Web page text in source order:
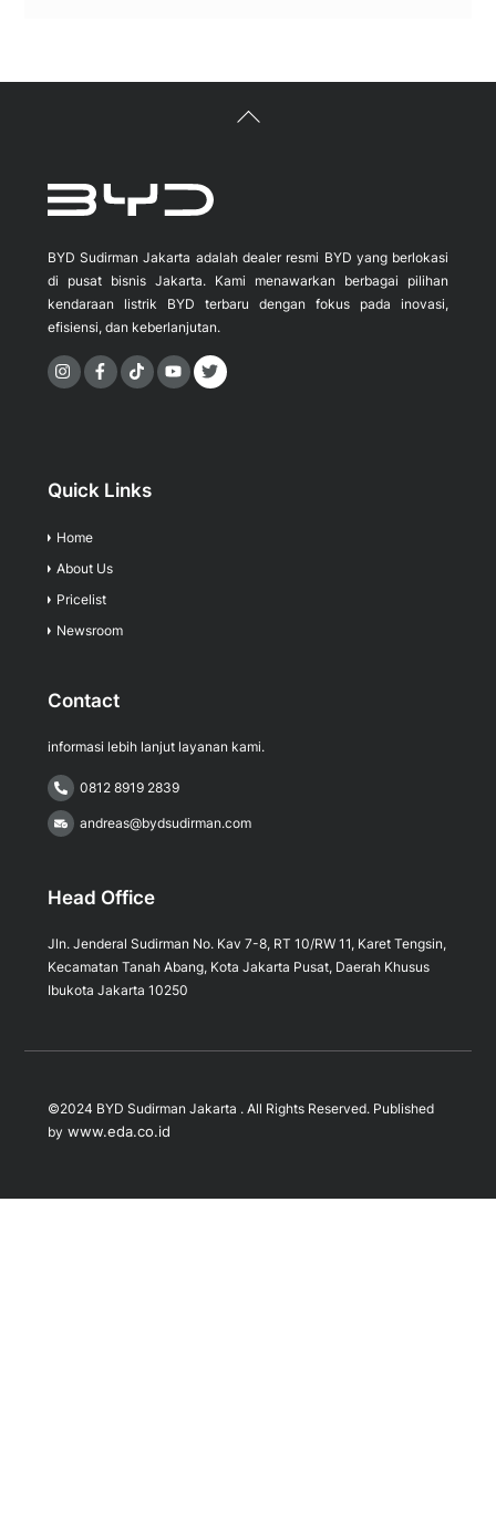
Back
To
BYD Sudirman Jakarta adalah dealer resmi BYD yang berlokasi
di pusat bisnis Jakarta. Kami menawarkan berbagai pilihan
kendaraan listrik BYD terbaru dengan fokus pada inovasi,
efisiensi, dan keberlanjutan.
Icon Icon Icon
Quick Links
Home
About Us
Pricelist
Newsroom
Contact
informasi lebih lanjut layanan kami.
0812 8919 2839
andreas@bydsudirman.com
Head Office
Jln. Jenderal Sudirman No. Kav 7-8, RT 10/RW 11, Karet Tengsin,
Kecamatan Tanah Abang, Kota Jakarta Pusat, Daerah Khusus
Ibukota Jakarta 10250
©2024 BYD Sudirman Jakarta . All Rights Reserved. Published
by www.eda.co.id